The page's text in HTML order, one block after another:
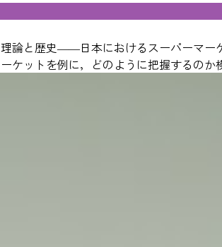
論と歴史――日本におけるスーパーマ
ットを例に，どのように把握するのか